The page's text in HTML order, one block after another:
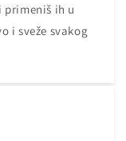
primeniš ih u
i sveže svakog